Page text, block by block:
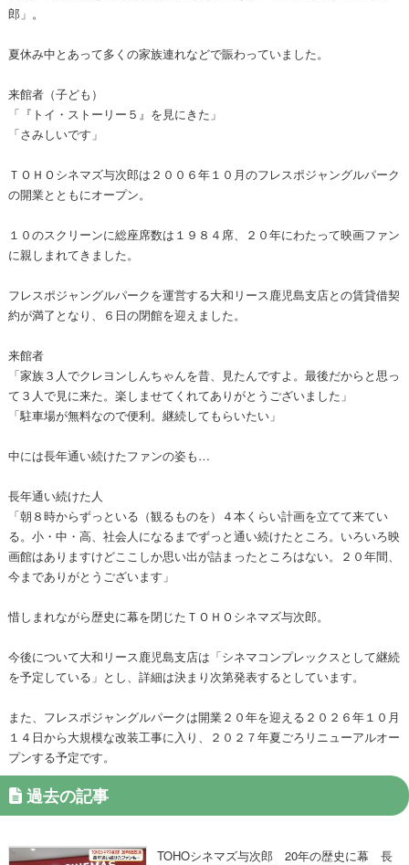
郎」。
夏休み中とあって多くの家族連れなどで賑わっていました。
来館者（子ども）
「『トイ・ストーリー５』を見にきた」
「さみしいです」
ＴＯＨＯシネマズ与次郎は２００６年１０月のフレスポジャングルパーク
の開業とともにオープン。
１０のスクリーンに総座席数は１９８４席、２０年にわたって映画ファン
に親しまれてきました。
フレスポジャングルパークを運営する大和リース鹿児島支店との賃貸借契
約が満了となり、６日の閉館を迎えました。
来館者
「家族３人でクレヨンしんちゃんを昔、見たんですよ。最後だからと思っ
て３人で見に来た。楽しませてくれてありがとうございました」
「駐車場が無料なので便利。継続してもらいたい」
中には長年通い続けたファンの姿も…
長年通い続けた人
「朝８時からずっといる（観るものを）４本くらい計画を立てて来てい
る。小・中・高、社会人になるまでずっと通い続けたところ。いろいろ映
画館はありますけどここしか思い出が詰まったところはない。２０年間、
今までありがとうございます」
惜しまれながら歴史に幕を閉じたＴＯＨＯシネマズ与次郎。
今後について大和リース鹿児島支店は「シネマコンプレックスとして継続
を予定している」とし、詳細は決まり次第発表するとしています。
また、フレスポジャングルパークは開業２０年を迎える２０２６年１０月
１４日から大規模な改装工事に入り、２０２７年夏ごろリニューアルオー
プンする予定です。
過去の記事
TOHOシネマズ与次郎 20年の歴史に幕 長